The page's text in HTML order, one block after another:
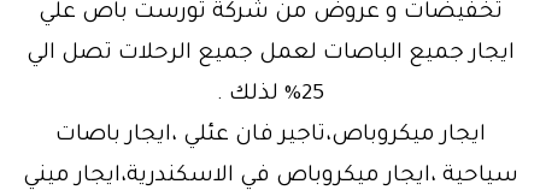
تخفيضات و عروض من شركة تورست باص علي
ايجار جميع الباصات لعمل جميع الرحلات تصل الي
25% لذلك .
ايجار ميكروباص،تاجير فان عئلي ،ايجار باصات
سياحية ،ايجار ميكروباص في الاسكندرية،ايجار ميني